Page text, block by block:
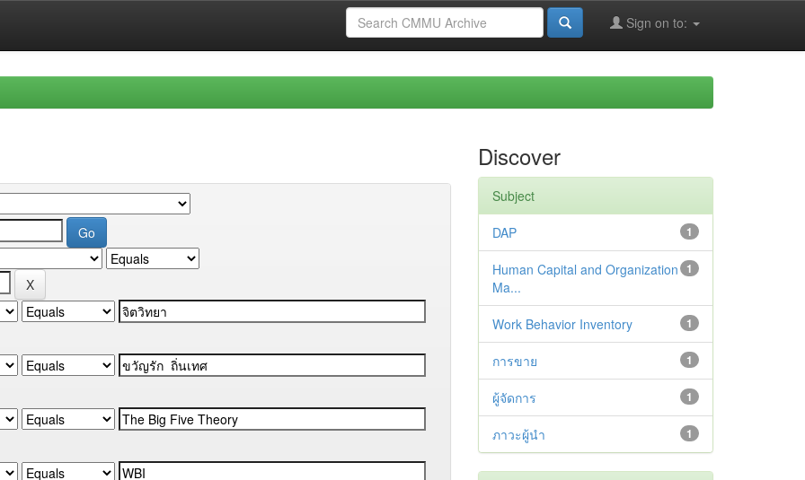
Sign on to:
Discover
Subject
1
DAP
1
Human Capital and Organization
Ma...
1
Work Behavior Inventory
1
การขาย
1
ผู้จัดการ
1
ภาวะผู้นำ